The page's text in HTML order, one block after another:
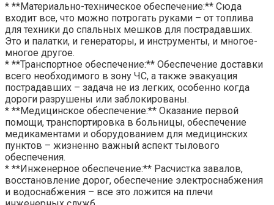
* **Материально-техническое обеспечение:** Сюда
входит все, что можно потрогать руками – от топлива
для техники до спальных мешков для пострадавших.
Это и палатки, и генераторы, и инструменты, и многое-
многое другое.
* **Транспортное обеспечение:** Обеспечение доставки
всего необходимого в зону ЧС, а также эвакуация
пострадавших – задача не из легких, особенно когда
дороги разрушены или заблокированы.
* **Медицинское обеспечение:** Оказание первой
помощи, транспортировка в больницы, обеспечение
медикаментами и оборудованием для медицинских
пунктов – жизненно важный аспект тылового
обеспечения.
* **Инженерное обеспечение:** Расчистка завалов,
восстановление дорог, обеспечение электроснабжения
и водоснабжения – все это ложится на плечи